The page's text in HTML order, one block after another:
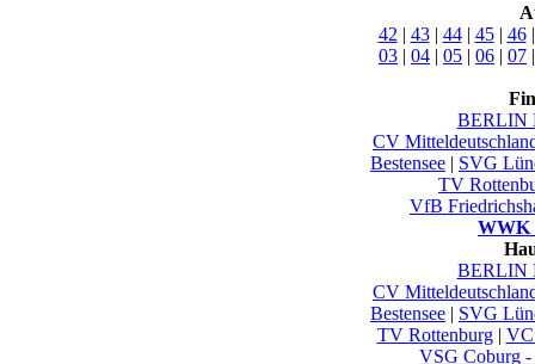
42 | 43| 44| 45| 46
03 | 04 | 05 | 06 | 07
BERLIN
CV
Bestensee | SVG
TV
VfB
WWK
BERLIN
CV
Bestensee | SVG
TV Rottenburg| VC
VSG Coburg -